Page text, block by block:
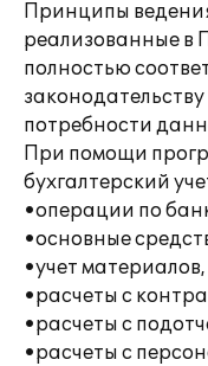
Принципы
реализованные в
полностью
потребности
При помощи
бухгалтерский
•операции по
•основные
•учет
•расчеты с
•расчеты с
•расчеты с